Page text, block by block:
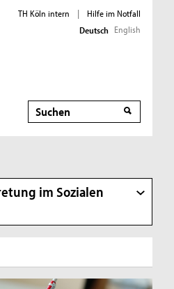
TH Köln intern |
Hilfe im Notfall
Deutsch English
Suche
im Sozialen